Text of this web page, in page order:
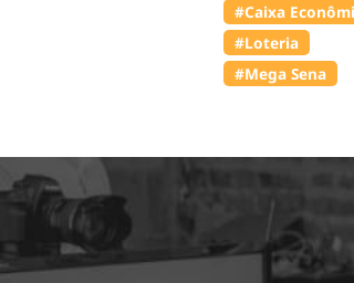
#Caixa
#Loteria
#Mega Sena